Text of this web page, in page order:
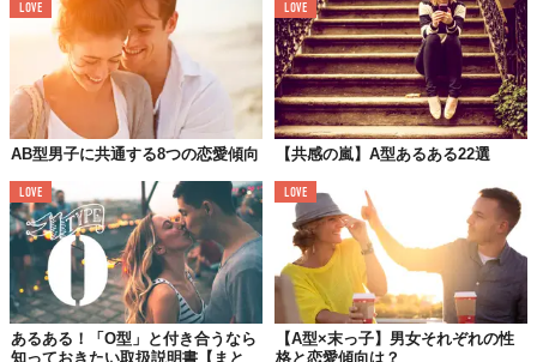
LOVE
AB型男子に共通する8つの恋愛傾向
LOVE
【共感の嵐】A型あるある22選
LOVE
あるある！「O型」と付き合うなら
知っておきたい取扱説明書【まと
LOVE
【A型×末っ子】男女それぞれの性
格と恋愛傾向は？